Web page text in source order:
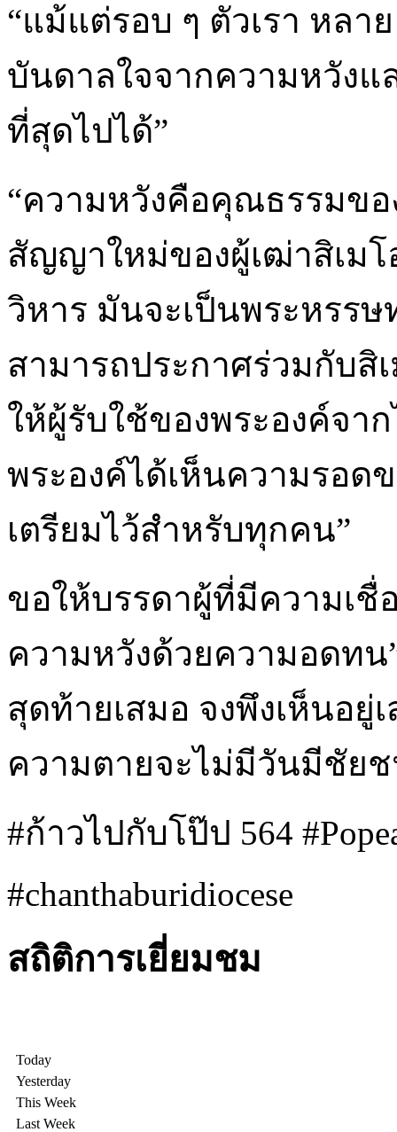
“แม้แต่รอบ ๆ ตัวเรา หล
บันดาลใจจากความหวัง
ที่สุดไปได้”
“ความหวังคือคุณธรรมขอ
สัญญาใหม่ของผู้เฒ่าสิเม
วิหาร มันจะเป็นพระหรร
สามารถประกาศร่วมกับสิ
ให้ผู้รับใช้ของพระองค์จา
พระองค์ได้เห็นความรอด
เตรียมไว้สำหรับทุกคน”
ขอให้บรรดาผู้ที่มีความเชื่
ความหวังด้วยความอดทน
สุดท้ายเสมอ จงพึงเห็นอยู่
ความตายจะไม่มีวันมีชัยช
#ก้าวไปกับโป๊ป 564
#chanthaburidiocese
สถิติการเยี่ยมชม
Today
Yesterday
This Week
Last Week